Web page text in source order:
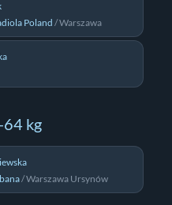
Poland /Warszawa
64 kg
/Warszawa Ursynów